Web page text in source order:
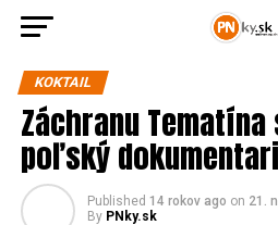
KOKTAIL
Záchranu
poľský
Published 14 rokov ago on 21.
By PNky.sk